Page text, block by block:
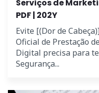
Serviços de
PDF | 202Y
Evite [(Dor de
Oficial de Prestação
Digital precisa para
Segurança...